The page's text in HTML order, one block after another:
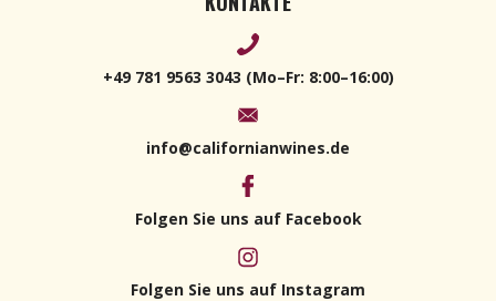
+49 781 9563 3043 (Mo–Fr: 8:00–16:00)
info@californianwines.de
Folgen Sie uns auf Facebook
Folgen Sie uns auf Instagram